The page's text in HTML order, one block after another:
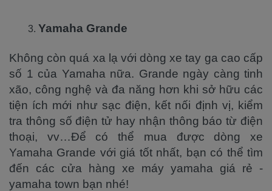
Yamaha Grande
Không còn quá xa lạ với dòng xe tay ga cao cấp
số 1 của Yamaha nữa. Grande ngày càng tinh
xão, công nghệ và đa năng hơn khi sở hữu các
tiện ích mới như sạc điện, kết nối định vị, kiểm
tra thông số điện tử hay nhận thông báo từ điện
thoại, vv…Để có thể mua được dòng xe
Yamaha Grande với giá tốt nhất, bạn có thể tìm
đến các cửa hàng xe máy yamaha giá rẻ -
yamaha town bạn nhé!